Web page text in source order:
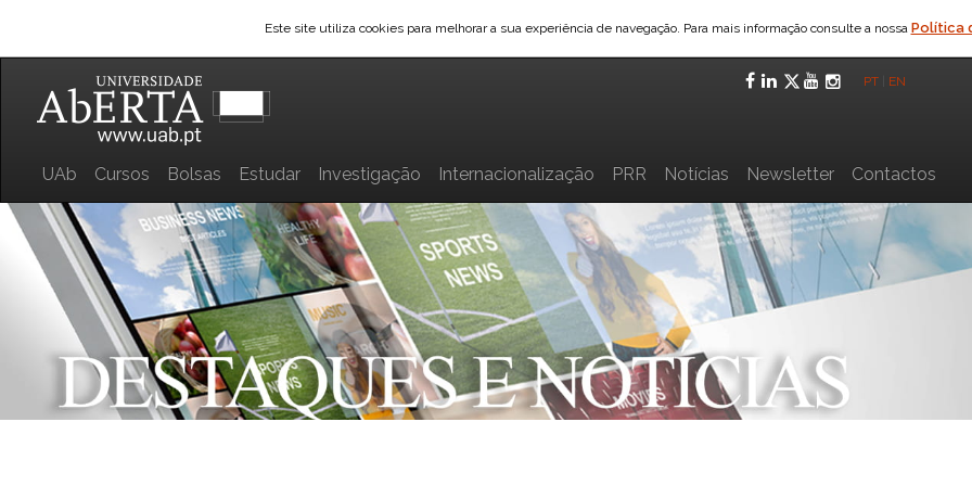
Este site utiliza cookies para melhorar a sua experiência de navegação. Para mais informação consulte a nossa Política
Facebook
LinkedIn
Twitter
YouTube
PT EN
UAb Cursos Bolsas Estudar Investigação Internacionalização PRR Notícias Newsletter Contactos